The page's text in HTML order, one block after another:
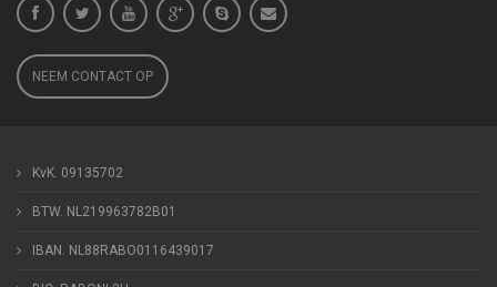
NEEM CONTACT OP
KvK. 09135702
BTW. NL219963782B01
IBAN. NL88RABO0116439017